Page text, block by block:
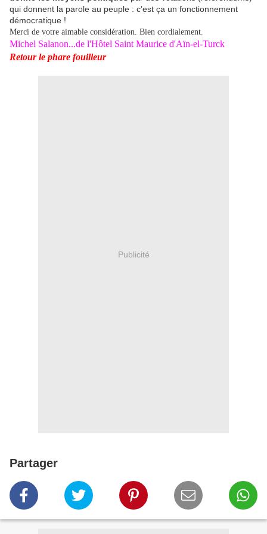
qui donnent la parole au peuple : c’est ça un fonctionnement
démocratique !
Merci de votre aimable considération. Bien cordialement.
Michel Salanon...de l'Hôtel Saint Maurice d'Aïn-el-Turck
Retour le phare fouilleur
Publicité
Partager